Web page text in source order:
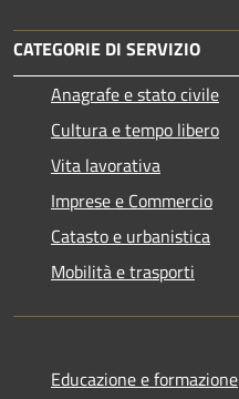
CATEGORIE DI SERVIZIO
Anagrafe e stato civile
Cultura e tempo libero
Vita lavorativa
Imprese e Commercio
Catasto e urbanistica
Mobilità e trasporti
Educazione e formazione